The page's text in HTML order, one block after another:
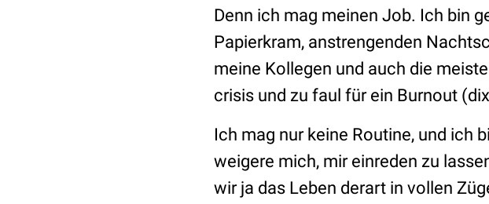
Denn ich mag meinen Job. Ich bin
Papierkram, anstrengenden
meine Kollegen und auch die
crisis und zu faul für ein Burnout
Ich mag nur keine Routine, und ich
weigere mich, mir einreden zu
wir ja das Leben derart in vollen